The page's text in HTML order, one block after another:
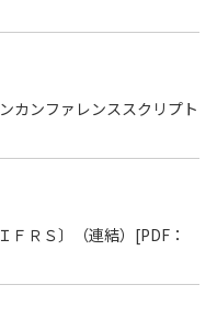
カンファレンススクリプト
ＲＳ〕（連結） [PDF：